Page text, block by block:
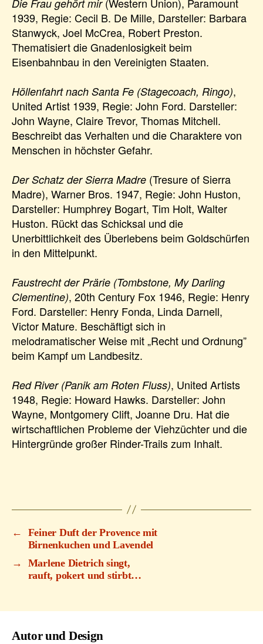
Die Frau gehört mir
1939, Regie: Cecil B. De Mille, Darsteller: Barbara
Stanwyck, Joel McCrea, Robert Preston.
Thematisiert die Gnadenlosigkeit beim
Eisenbahnbau in den Vereinigten Staaten.
Höllenfahrt nach Santa Fe (Stagecoach, Ringo),
United Artist 1939, Regie: John Ford. Darsteller:
John Wayne, Claire Trevor, Thomas Mitchell.
Beschreibt das Verhalten und die Charaktere von
Menschen in höchster Gefahr.
Der Schatz der Sierra Madre (Tresure of Sierra
Madre), Warner Bros. 1947, Regie: John Huston,
Darsteller: Humphrey Bogart, Tim Holt, Walter
Huston. Rückt das Schicksal und die
Unerbittlichkeit des Überlebens beim Goldschürfen
in den Mittelpunkt.
Faustrecht der Prärie (Tombstone, My Darling
Clementine), 20th Century Fox 1946, Regie: Henry
Ford. Darsteller: Henry Fonda, Linda Darnell,
Victor Mature. Beschäftigt sich in
melodramatischer Weise mit „Recht und Ordnung”
beim Kampf um Landbesitz.
Red River (Panik am Roten Fluss), United Artists
1948, Regie: Howard Hawks. Darsteller: John
Wayne, Montgomery Clift, Joanne Dru. Hat die
wirtschaftlichen Probleme der Viehzüchter und die
Hintergründe großer Rinder-Trails zum Inhalt.
←
Feiner Duft der Provence mit
Birnenkuchen und Lavendel
→
Marlene Dietrich singt,
rauft, pokert und stirbt…
Autor und Design